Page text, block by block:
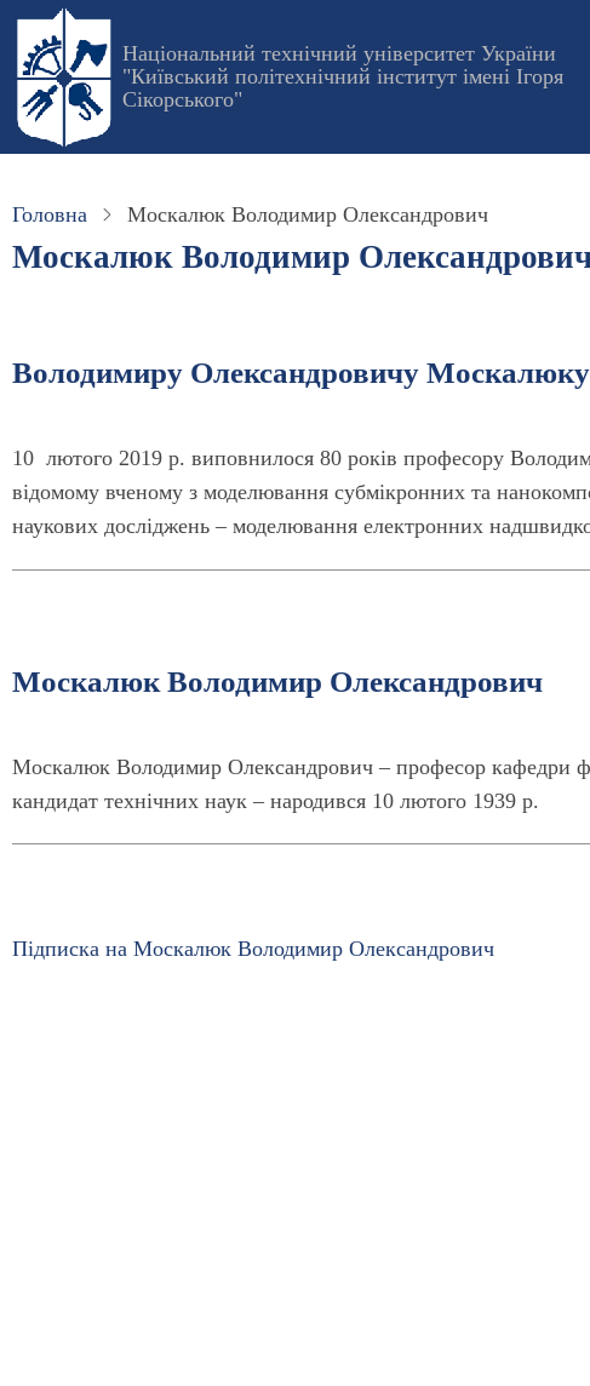
Перейти
основного
вмісту
Національний технічний університет України
"Київський політехнічний інститут імені Ігоря
Сікорського"
Головна Москалюк Володимир Олександрович
Москалюк Володимир
Володимиру Олександровичу
10 лютого 2019 р. виповнилося 80 років професору
відомому вченому з моделювання субмікронних та
наукових досліджень – моделювання електронних
Москалюк Володимир Олександрович
Москалюк Володимир Олександрович – професор кафедри
кандидат технічних наук – народився 10 лютого 1939 р.
Підписка на Москалюк Володимир Олександрович